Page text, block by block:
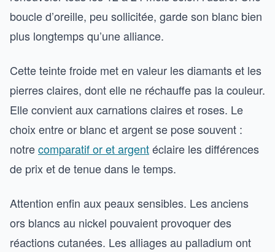
boucle d’oreille, peu sollicitée, garde son blanc bien
plus longtemps qu’une alliance.
Cette teinte froide met en valeur les diamants et les
pierres claires, dont elle ne réchauffe pas la couleur.
Elle convient aux carnations claires et roses. Le
choix entre or blanc et argent se pose souvent :
notrecomparatif or et argentéclaire les différences
de prix et de tenue dans le temps.
Attention enfin aux peaux sensibles. Les anciens
ors blancs au nickel pouvaient provoquer des
réactions cutanées. Les alliages au palladium ont